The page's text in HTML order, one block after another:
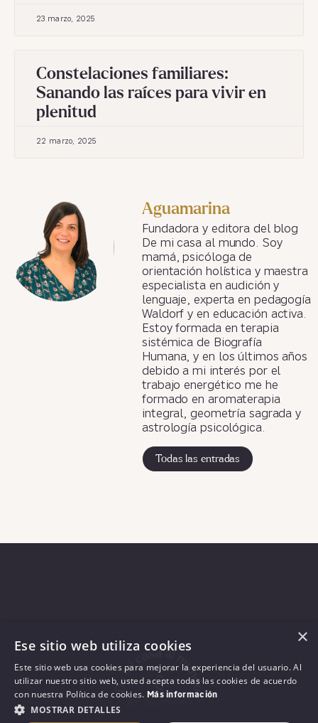
23 marzo, 2025
Constelaciones familiares:
Sanando las raíces para vivir en
plenitud
22 marzo, 2025
Aguamarina
Fundadora y editora del blog
De mi casa al mundo. Soy
mamá, psicóloga de
orientación holística y maestra
especialista en audición y
lenguaje, experta en pedagogía
Waldorf y en educación activa.
Estoy formada en terapia
sistémica de Biografía
Humana, y en los últimos años
debido a mi interés por el
trabajo energético me he
formado en aromaterapia
integral, geometría sagrada y
astrología psicológica.
Todas las entradas
×
Ese sitio web utiliza cookies
Este sitio web usa cookies para mejorar la experiencia del usuario. Al
utilizar nuestro sitio web, usted acepta todas las cookies de acuerdo
con nuestra Política de cookies. Más información
MOSTRAR DETALLES